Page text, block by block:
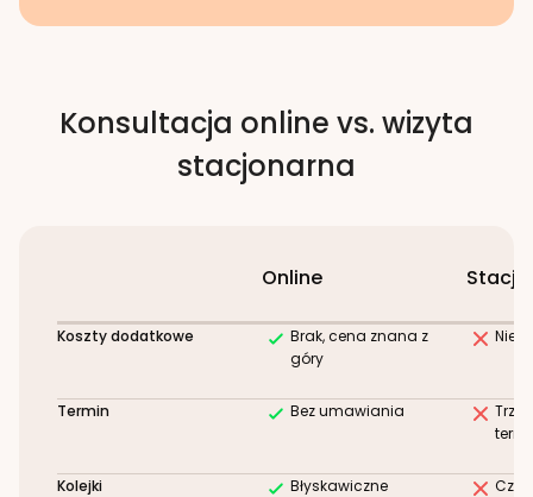
Konsultacja online vs. wizyta
stacjonarna
Online
Koszty dodatkowe
Brak, cena znana z
góry
Termin Bez umawiania
Kolejki
Błyskawiczne